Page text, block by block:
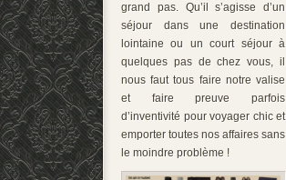
grand pas. Qu’il s’agisse d’un
séjour dans une destination
lointaine ou un court séjour à
quelques pas de chez vous, il
nous faut tous faire notre valise
etfaire preuve parfois
d’inventivité pour voyager chic et
emporter toutes nos affaires sans
le moindre problème !